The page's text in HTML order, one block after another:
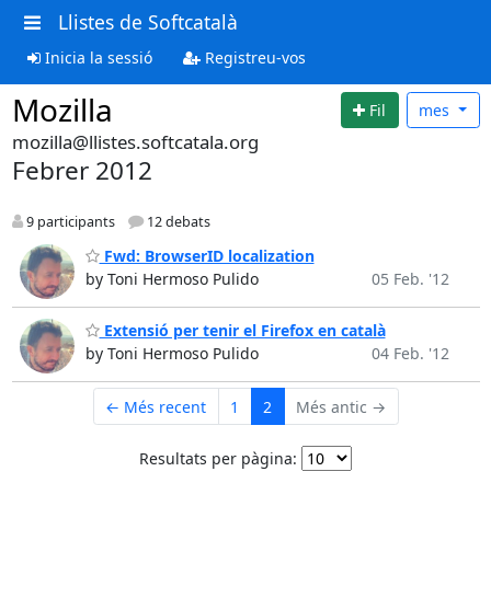
Llistes de Softcatalà
Inicia la sessió Registreu-vos
Mozilla Fil mes
mozilla@llistes.softcatala.org
Febrer 2012
9 participants 12 debats
Fwd: BrowserID localization
by Toni Hermoso Pulido
05 Feb. '12
Extensió per tenir el Firefox en català
by Toni Hermoso Pulido
04 Feb. '12
← Més recent 1 2 Més antic →
Resultats per pàgina: